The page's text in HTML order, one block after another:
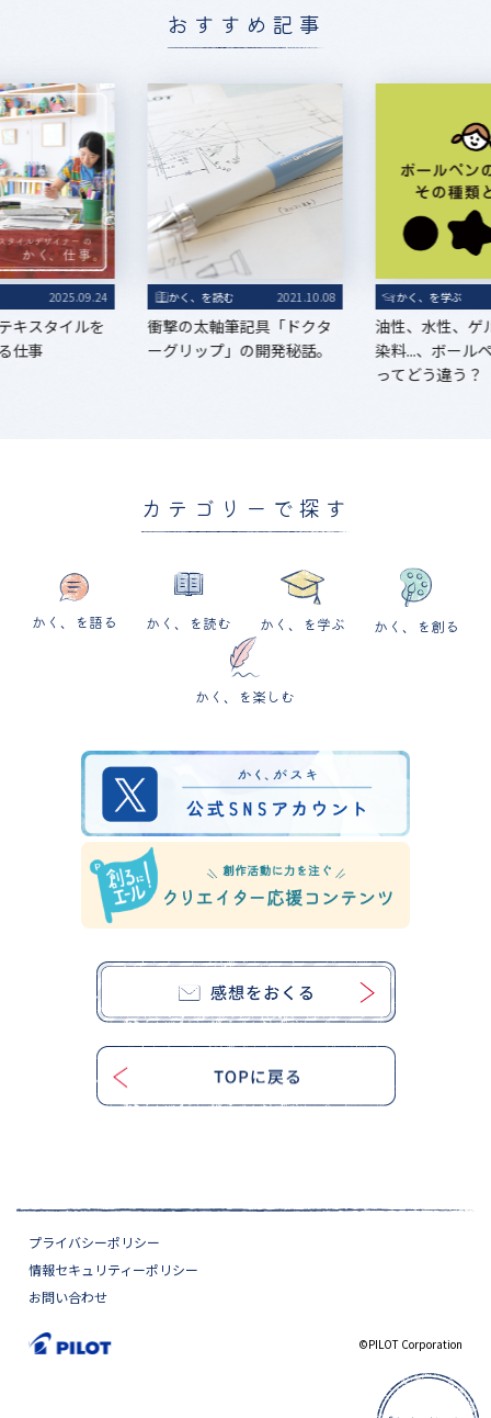
おすすめ記事
2025.09.24
キスタイルを
仕事
かく、を読む 2021.10.08
衝撃の太軸筆記具「ドクタ
ーグリップ」の開発秘話。
かく、を学ぶ
油性、水性、ゲ
染料...、ボール
ってどう違う？
カテゴリーで探す
かく、を語る かく、を読む かく、を学ぶ かく、を創る
かく、を楽しむ
プライバシーポリシー
情報セキュリティーポリシー
お問い合わせ
©PILOT Corporation